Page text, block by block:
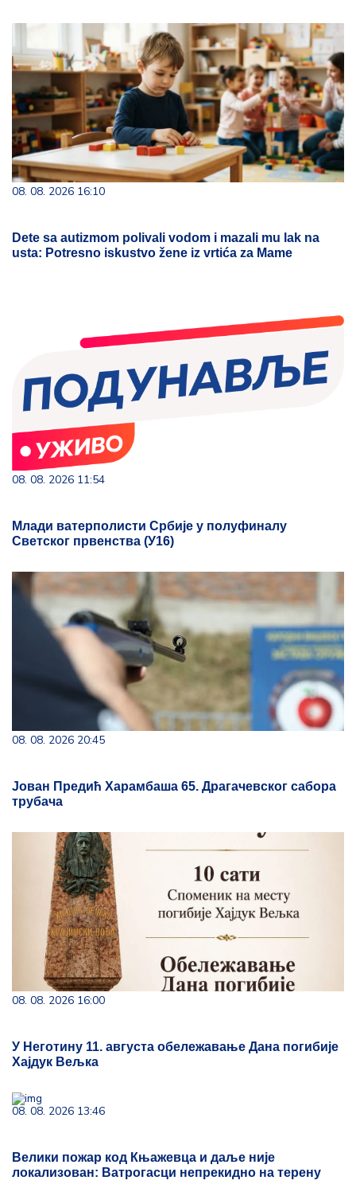
08. 08. 2026 16:10
Dete sa autizmom polivali vodom i mazali mu lak na
usta: Potresno iskustvo žene iz vrtića za Mame
08. 08. 2026 11:54
Млади ватерполисти Србије у полуфиналу
Светског првенства (У16)
08. 08. 2026 20:45
Јован Предић Харамбаша 65. Драгачевског сабора
трубача
08. 08. 2026 16:00
У Неготину 11. августа обележавање Дана погибије
Хајдук Вељка
08. 08. 2026 13:46
Велики пожар код Књажевца и даље није
локализован: Ватрогасци непрекидно на терену